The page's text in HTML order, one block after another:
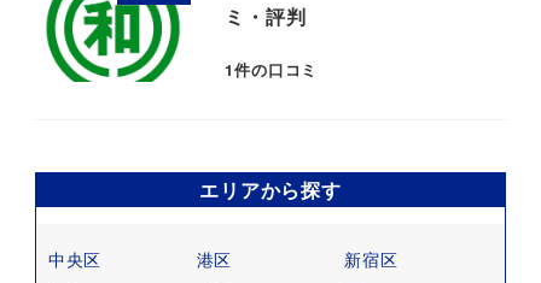
ミ・評判
1件の口コミ
エリアから探す
中央区 港区
新宿区